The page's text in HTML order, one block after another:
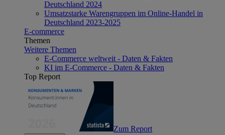
Deutschland 2024
Umsatzstarke Warengruppen im Online-Handel in
Deutschland 2023-2025
E-commerce
Themen
Weitere Themen
E-Commerce weltweit - Daten & Fakten
KI im E-Commerce - Daten & Fakten
Top Report
Zum Report